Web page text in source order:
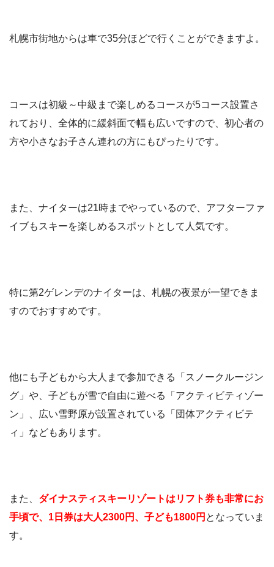
札幌市街地からは車で35分ほどで行くことができますよ。
コースは初級～中級まで楽しめるコースが5コース設置さ
れており、全体的に緩斜面で幅も広いですので、初心者の
方や小さなお子さん連れの方にもぴったりです。
また、ナイターは21時までやっているので、アフターファ
イブもスキーを楽しめるスポットとして人気です。
特に第2ゲレンデのナイターは、札幌の夜景が一望できま
すのでおすすめです。
他にも子どもから大人まで参加できる「スノークルージン
グ」や、子どもが雪で自由に遊べる「アクティビティゾー
ン」、広い雪野原が設置されている「団体アクティビテ
ィ」などもあります。
また、 ダイナスティスキーリゾートはリフト券も非常にお
手頃で、1日券は大人2300円、子ども1800円 となっていま
す。